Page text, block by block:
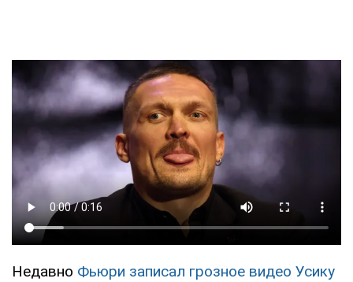
Недавно Фьюри записал грозное видео Усику